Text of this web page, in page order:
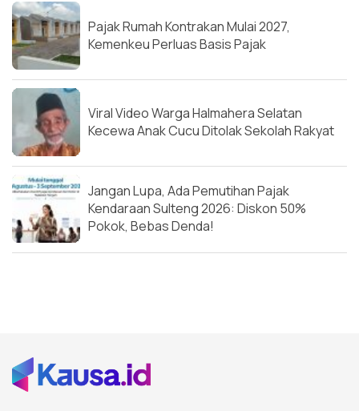
Pajak Rumah Kontrakan Mulai 2027,
Kemenkeu Perluas Basis Pajak
Viral Video Warga Halmahera Selatan
Kecewa Anak Cucu Ditolak Sekolah Rakyat
Jangan Lupa, Ada Pemutihan Pajak
Kendaraan Sulteng 2026: Diskon 50%
Pokok, Bebas Denda!